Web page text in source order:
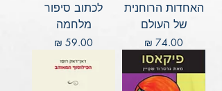
האחדות הרוחנית
של העולם
מחיר
לכתוב סיפור
מלחמה
מחיר